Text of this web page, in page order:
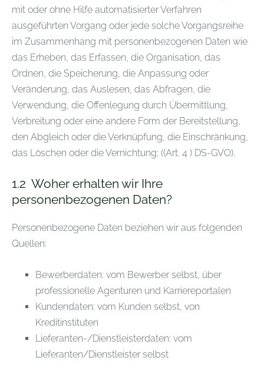
mit oder ohne Hilfe automatisierter Verfahren
ausgeführten Vorgang oder jede solche Vorgangsreihe
im Zusammenhang mit personenbezogenen Daten wie
das Erheben, das Erfassen, die Organisation, das
Ordnen, die Speicherung, die Anpassung oder
Veränderung, das Auslesen, das Abfragen, die
Verwendung, die Offenlegung durch Übermittlung,
Verbreitung oder eine andere Form der Bereitstellung,
den Abgleich oder die Verknüpfung, die Einschränkung,
das Löschen oder die Vernichtung; ((Art. 4 ) DS-GVO).
1.2 Woher erhalten wir Ihre
personenbezogenen Daten?
Personenbezogene Daten beziehen wir aus folgenden
Quellen:
Bewerberdaten: vom Bewerber selbst, über
professionelle Agenturen und Karriereportalen
Kundendaten: vom Kunden selbst, von
Kreditinstituten
Lieferanten-/Dienstleisterdaten: vom
Lieferanten/Dienstleister selbst